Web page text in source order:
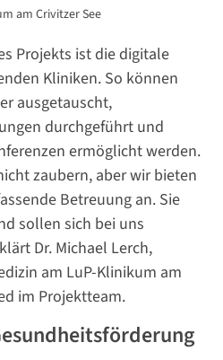
am Crivitzer See
Projekts ist die digitale
Kliniken. So können
ausgetauscht,
durchgeführt und
ermöglicht werden.
zaubern, aber wir bieten
Betreuung an. Sie
sollen sich bei uns
Dr. Michael Lerch,
am LuP-Klinikum am
im Projektteam.